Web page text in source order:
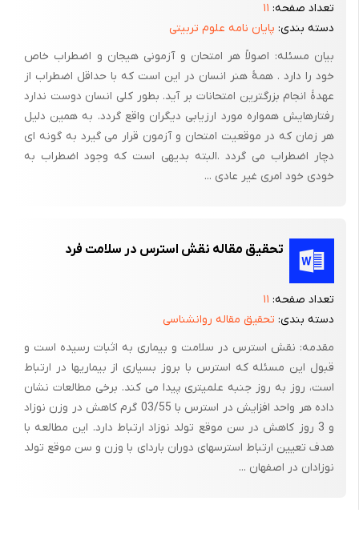
این طرح در علوم فیزیکی به سرعت پذیرفته شد ولی فلاسفه و
حکیمان وجود انسان را از رخدادهای طبیعی جهان جدا می­دانستند و به
آرامی به فراگیری فیزیولوژی و رفتار انسانی پرداختند.
را مستقل از هم می­داند زیر سؤال رفته است و هاروی نشان می­دهد که
نقش قلب در پمپاژ خون، باعث گردش پیوسته آن به صورت یکطرفه
در این سیستم است. از آن زمان به بعد نقش تحقیق و بررسی مبانی
فیزیولوژیکی و آناتومیکی شدت گرفت و ارگان­های انسان از لحاظ عملکرد
و تشابه آن به سیستم­های الکتریکی، مکانیکی، هیدرولیکی از جهات
مختلف ارزیابی شد. در این میان نحوه فعالیت­های اصلی روحی و روانی
نیز یکی از موضوعات مورد علاقه برای بررسی بود.
گرچه تحولات عظیم علمی پس از رنسانس به وقوع پیوست اما
شواهدی از بررسی­های سایکوفیزیولوژیکی قبل از آن نیز وجود دارد. در
نوشته­های اراسیستراتوس، جالینوس و ابن سینا نیز تجربیات
تعداد صفحه: ۱۱
دسته بندی: پایان نامه علوم تربیتی
بیان مسئله: اصولاً هر امتحان و آزمونی هیجان و اضطراب خاص
خود را دارد . همۀ هنر انسان در این است که با حداقل اضطراب از
عهدۀ انجام بزرگترین امتحانات بر آید. بطور کلی انسان دوست ندارد
رفتارهایش همواره مورد ارزیابی دیگران واقع گردد. به همین دلیل
هر زمان که در موقعیت امتحان و آزمون قرار می گیرد به گونه ای
دچار اضطراب می گردد .البته بدیهی است که وجود اضطراب به
خودی خود امری غیر عادی ...
تحقیق مقاله نقش استرس در سلامت فرد
تعداد صفحه: ۱۱
دسته بندی: تحقیق مقاله روانشناسی
مقدمه: نقش استرس در سلامت و بیماری به اثبات رسیده است و
قبول این مسئله که استرس با بروز بسیاری از بیماریها در ارتباط
است، روز به روز جنبه علمیتری پیدا می کند. برخی مطالعات نشان
داده هر واحد افزایش در استرس با 03/55 گرم کاهش در وزن نوزاد
و 3 روز کاهش در سن موقع تولد نوزاد ارتباط دارد. این مطالعه با
هدف تعیین ارتباط استرسهای دوران باردای با وزن و سن موقع تولد
نوزادان در اصفهان ...